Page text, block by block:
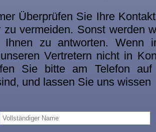
Überprüfen Sie Ihre
zu vermeiden. Sonst werden
Ihnen zu antworten. Wenn
Vertretern nicht in
Sie bitte am Telefon
und lassen Sie uns wissen